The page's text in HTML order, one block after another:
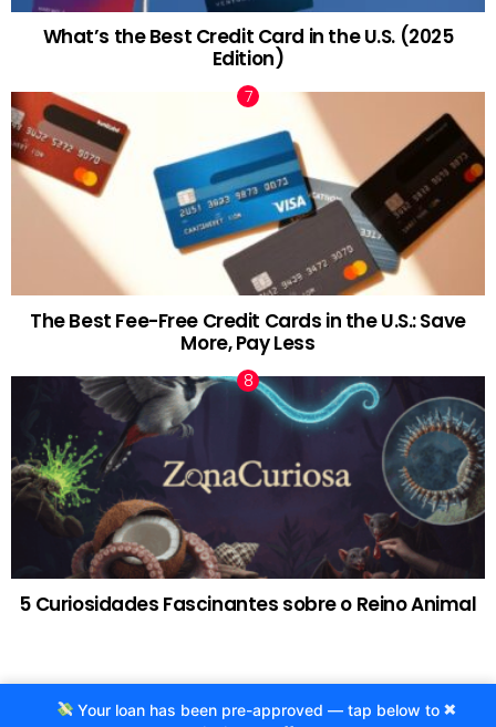
What’s the Best Credit Card in the U.S. (2025
Edition)
The Best Fee-Free Credit Cards in the U.S.: Save
More, Pay Less
5 Curiosidades Fascinantes sobre o Reino Animal
© 2020 Criado por Agência ProjetoCafe.com.br ×
Your loan has been pre-approved — tap below to